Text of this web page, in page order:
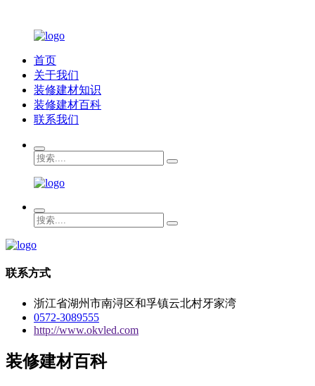
首页
关于我们
装修建材知识
装修建材百科
联系我们
联系方式
浙江省湖州市南浔区和孚镇云北村牙家湾
0572-3089555
http://www.okvled.com
装修建材百科